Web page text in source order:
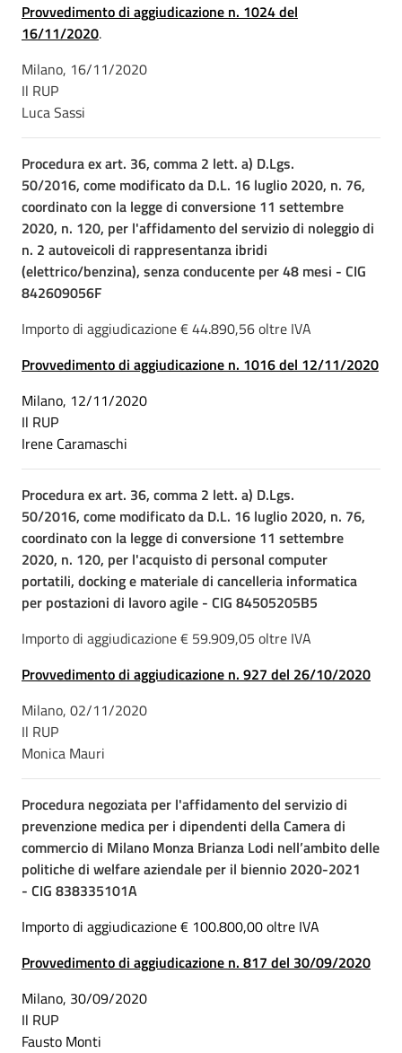
Provvedimento di aggiudicazione n. 1024 del
16/11/2020.
Milano, 16/11/2020
Il RUP
Luca Sassi
Procedura ex art. 36, comma 2 lett. a) D.Lgs.
50/2016, come modificato da D.L. 16 luglio 2020, n. 76,
coordinato con la legge di conversione 11 settembre
2020, n. 120, per l'affidamento del servizio di noleggio di
n. 2 autoveicoli di rappresentanza ibridi
(elettrico/benzina), senza conducente per 48 mesi - CIG
842609056F
Importo di aggiudicazione € 44.890,56 oltre IVA
Provvedimento di aggiudicazione n. 1016 del 12/11/2020
Milano, 12/11/2020
Il RUP
Irene Caramaschi
Procedura ex art. 36, comma 2 lett. a) D.Lgs.
50/2016, come modificato da D.L. 16 luglio 2020, n. 76,
coordinato con la legge di conversione 11 settembre
2020, n. 120, per l'acquisto di personal computer
portatili, docking e materiale di cancelleria informatica
per postazioni di lavoro agile - CIG 84505205B5
Importo di aggiudicazione € 59.909,05 oltre IVA
Provvedimento di aggiudicazione n. 927 del 26/10/2020
Milano, 02/11/2020
Il RUP
Monica Mauri
Procedura negoziata per l'affidamento del servizio di
prevenzione medica per i dipendenti della Camera di
commercio di Milano Monza Brianza Lodi nell’ambito delle
politiche di welfare aziendale per il biennio 2020-2021
- CIG 838335101A
Importo di aggiudicazione € 100.800,00 oltre IVA
Provvedimento di aggiudicazione n. 817 del 30/09/2020
Milano, 30/09/2020
Il RUP
Fausto Monti